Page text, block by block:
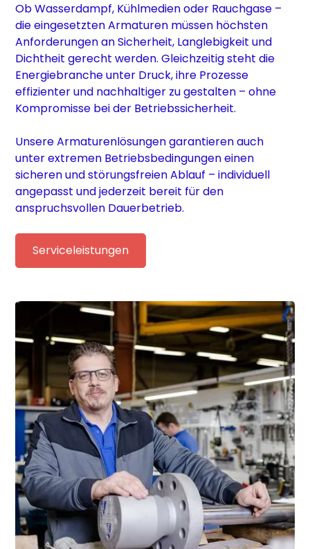
Ob Wasserdampf, Kühlmedien oder Rauchgase –
die eingesetzten Armaturen müssen höchsten
Anforderungen an Sicherheit, Langlebigkeit und
Dichtheit gerecht werden. Gleichzeitig steht die
Energiebranche unter Druck, ihre Prozesse
effizienter und nachhaltiger zu gestalten – ohne
Kompromisse bei der Betriebssicherheit.
Unsere Armaturenlösungen garantieren auch
unter extremen Betriebsbedingungen einen
sicheren und störungsfreien Ablauf – individuell
angepasst und jederzeit bereit für den
anspruchsvollen Dauerbetrieb.
Serviceleistungen